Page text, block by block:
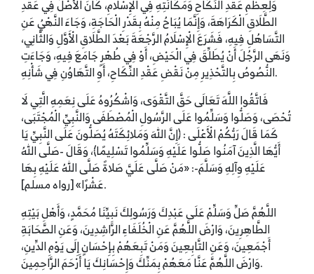
وَلِعِظَمِ عَقْدِ النِّكَاحِ وَمَكَانَتِهِ فِي الْإِسْلَامِ، كَانَ الْأَصْلُ فِي عَقْدِ
الطَّلَاقِ الْكَرَاهَةَ، وَإِنَّمَا يُبَاحُ مِنْهُ بِقَدْرِ الْحَاجَةِ، وَجَاءَ النَّهْيُ عَنِ
التَّسَاهُلِ فِيهِ، فَشَرَعَ الْإِسْلَامُ الرَّجْعَةَ بَعْدَ الطَّلَاقِ الْأَوَّلِ وَالثَّانِي،
وَنَهَى الرَّجُلَ أَنْ يُطَلِّقَ فِي الْحَيْضِ، أَوْ فِي طُهْرٍ جَامَعَ فِيهِ، وَجَاءَتِ
النُّصُوصُ بِالتَّحْذِيرِ مِنْ نَقْضِ عَقْدِ النِّكَاحِ، أَوِ التَّهَاوُنِ فِي شَأْنِهِ.
فَاتَّقُوا اللَّهَ تَعَالَى حَقَّ التَّقْوَى، وَاشْكُرُوهُ عَلَى نِعَمِهِ الَّتِي لَا
تُحْصَى، وَصَلُّوا وَسَلِّمُوا عَلَى الرَّسُولِ الْمُصْطَفَى وَالنَّبِيِّ الْمُجْتَبَى،
كَمَا قَالَ رَبُّكُمْ الْأَعْلَى : ﴿إِنَّ اللهَ وَمَلائِكَتَهُ يُصَلُّونَ عَلَى النَّبِيِّ يَا
أَيُّهَا الَّذِينَ آمَنُوا صَلُّوا عَلَيْهِ وَسَلِّمُوا تَسْلِيمًا﴾، وَقَالَ -صَلَّى اللهُ
عَلَيْهِ وِآلِهِ وَسَلَّمَ-: «مَنْ صَلَّى عَلَيَّ صَلاةً صَلَّى اللهُ عَلَيْهِ بِهَا
عَشْرًا» [رواه مسلم].
اللَّهُمَّ صَلِّ وَسَلِّمْ عَلَى عَبْدِكَ وَرَسُولِكَ نَبِيِّنَا مُحَمَّدٍ، وَأَهْلِ بَيْتِهِ
الطَّاهِرِينَ، وَارْضَ اللَّهُمَّ عَنِ الْخُلَفَاءِ الرَّاشِدِينَ، وَعَنِ الصَّحَابَةِ
أَجْمَعِينَ، وَعَنِ التَّابِعِينَ وَمَنْ تَبِعَهُمْ بِإِحْسَانٍ إِلَى يَوْمِ الدِّينِ،
وَارْضَ اللَّهُمَّ عَنَّا مَعَهُمْ بِمَنِّكَ وَإِحْسَانِكَ يَا أَرْحَمَ الرَّاحِمِينَ.